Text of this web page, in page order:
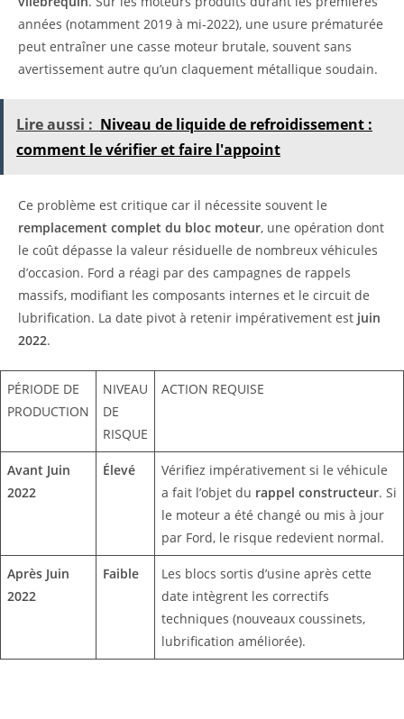
années (notamment 2019 à mi-2022), une usure prématurée
peut entraîner une casse moteur brutale, souvent sans
avertissement autre qu’un claquement métallique soudain.
Lire aussi : Niveau de liquide de refroidissement :
comment le vérifier et faire l'appoint
Ce problème est critique car il nécessite souvent le
remplacement complet du bloc moteur, une opération dont
le coût dépasse la valeur résiduelle de nombreux véhicules
d’occasion. Ford a réagi par des campagnes de rappels
massifs, modifiant les composants internes et le circuit de
lubrification. La date pivot à retenir impérativement est juin
2022.
PÉRIODE DE
PRODUCTION
NIVEAU
DE
RISQUE
ACTION REQUISE
Avant Juin
2022
Élevé
Vérifiez impérativement si le véhicule
a fait l’objet du rappel constructeur. Si
le moteur a été changé ou mis à jour
par Ford, le risque redevient normal.
Après Juin
2022
Faible
Les blocs sortis d’usine après cette
date intègrent les correctifs
techniques (nouveaux coussinets,
lubrification améliorée).